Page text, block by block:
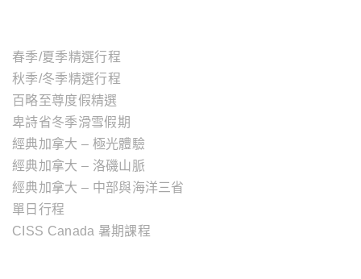
春季/夏季精選行程
秋季/冬季精選行程
百略至尊度假精選
卑詩省冬季滑雪假期
經典加拿大 – 極光體驗
經典加拿大 – 洛磯山脈
經典加拿大 – 中部與海洋三省
單日行程
CISS Canada 暑期課程